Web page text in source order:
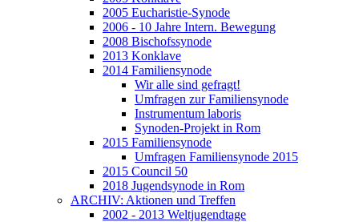
2005 Eucharistie-Synode
2006 - 10 Jahre Intern. Bewegung
2008 Bischofssynode
2013 Konklave
2014 Familiensynode
Wir alle sind gefragt!
Umfragen zur Familiensynode
Instrumentum laboris
Synoden-Projekt in Rom
2015 Familiensynode
Umfragen Familiensynode 2015
2015 Council 50
2018 Jugendsynode in Rom
ARCHIV: Aktionen und Treffen
2002 - 2013 Weltjugendtage